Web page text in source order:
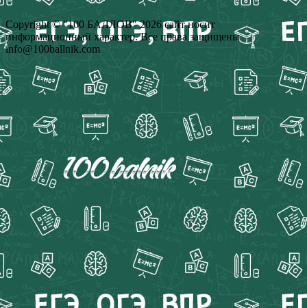
Copyright © "100 БАЛЛОВ" 2026 сайт носит
информационный характер. Все права защищены
info@100ballnik.com